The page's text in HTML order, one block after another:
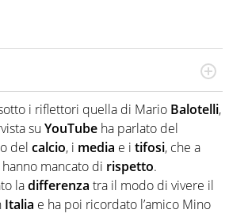
per Virgilio Sport segue anche
la pallanuoto che esalta competenze e
comunicazione di HaBaWaBa, il più
waterpolo per bambini al mondo
i riflettori quella di Mario Balotelli,
su YouTube ha parlato del
del calcio, i media e i tifosi, che a
mancato di rispetto.
ladifferenza tra il modo di vivere il
Italia e ha poi ricordato l’amico Mino